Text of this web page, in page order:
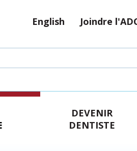
English Joindre
DEVENIR
DENTISTE